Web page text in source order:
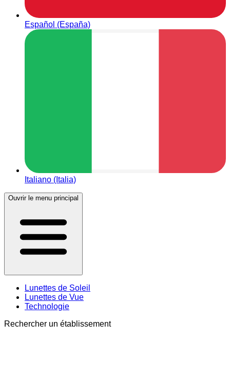
Español (España)
Italiano (Italia)
Ouvrir le menu principal
Lunettes de Soleil
Lunettes de Vue
Technologie
Rechercher un établissement